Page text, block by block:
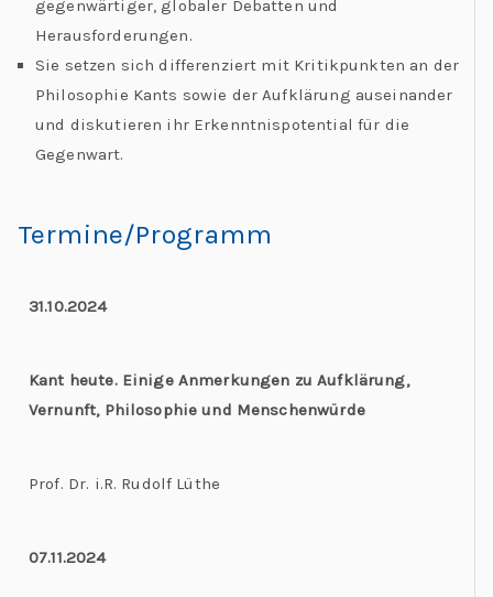
gegenwärtiger, globaler Debatten und
Herausforderungen.
Sie setzen sich differenziert mit Kritikpunkten an der
Philosophie Kants sowie der Aufklärung auseinander
und diskutieren ihr Erkenntnispotential für die
Gegenwart.
Termine/Programm
31.10.2024
Kant heute. Einige Anmerkungen zu Aufklärung,
Vernunft, Philosophie und Menschenwürde
Prof. Dr. i.R. Rudolf Lüthe
07.11.2024